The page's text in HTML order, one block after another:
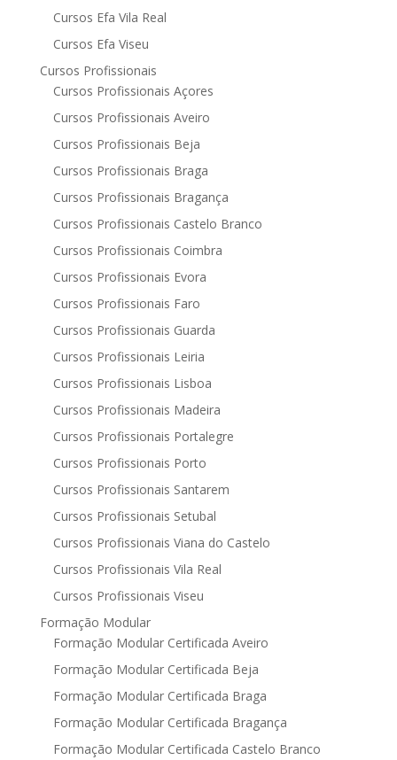
Cursos Efa Vila Real
Cursos Efa Viseu
Cursos Profissionais
Cursos Profissionais Açores
Cursos Profissionais Aveiro
Cursos Profissionais Beja
Cursos Profissionais Braga
Cursos Profissionais Bragança
Cursos Profissionais Castelo Branco
Cursos Profissionais Coimbra
Cursos Profissionais Evora
Cursos Profissionais Faro
Cursos Profissionais Guarda
Cursos Profissionais Leiria
Cursos Profissionais Lisboa
Cursos Profissionais Madeira
Cursos Profissionais Portalegre
Cursos Profissionais Porto
Cursos Profissionais Santarem
Cursos Profissionais Setubal
Cursos Profissionais Viana do Castelo
Cursos Profissionais Vila Real
Cursos Profissionais Viseu
Formação Modular
Formação Modular Certificada Aveiro
Formação Modular Certificada Beja
Formação Modular Certificada Braga
Formação Modular Certificada Bragança
Formação Modular Certificada Castelo Branco